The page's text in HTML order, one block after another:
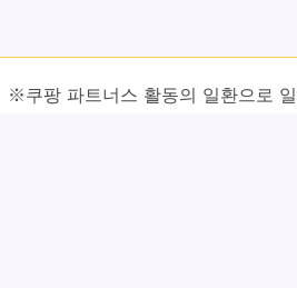
※쿠팡 파트너스 활동의 일환으로